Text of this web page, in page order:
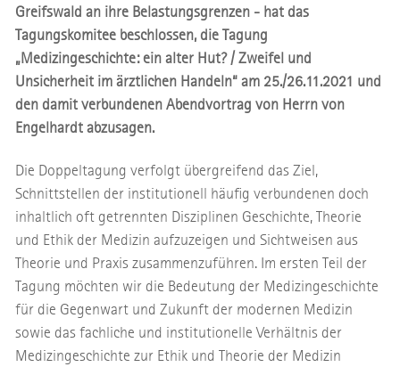
Greifswald an ihre Belastungsgrenzen - hat das
Tagungskomitee beschlossen, die Tagung
„Medizingeschichte: ein alter Hut? / Zweifel und
Unsicherheit im ärztlichen Handeln“ am 25./26.11.2021 und
den damit verbundenen Abendvortrag von Herrn von
Engelhardt abzusagen.
Die Doppeltagung verfolgt übergreifend das Ziel,
Schnittstellen der institutionell häufig verbundenen doch
inhaltlich oft getrennten Disziplinen Geschichte, Theorie
und Ethik der Medizin aufzuzeigen und Sichtweisen aus
Theorie und Praxis zusammenzuführen. Im ersten Teil der
Tagung möchten wir die Bedeutung der Medizingeschichte
für die Gegenwart und Zukunft der modernen Medizin
sowie das fachliche und institutionelle Verhältnis der
Medizingeschichte zur Ethik und Theorie der Medizin